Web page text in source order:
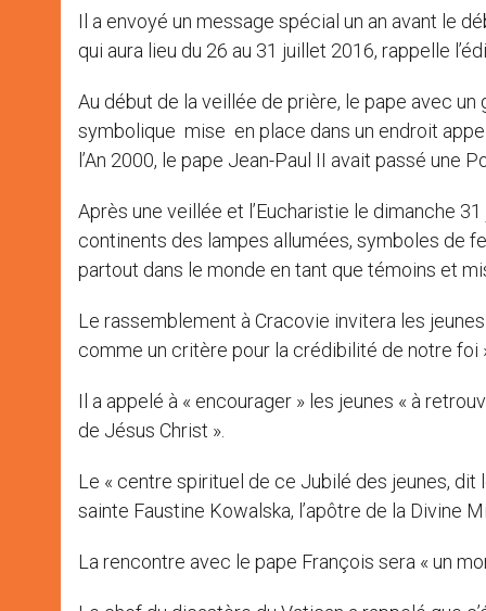
Il a envoyé un message spécial un an avant le
qui aura lieu du 26 au 31 juillet 2016, rappelle
Au début de la veillée de prière, le pape avec
symbolique mise en place dans un endroit
l’An 2000, le pape Jean-Paul II avait passé une
Après une veillée et l’Eucharistie le dimanche
continents des lampes allumées, symboles de
partout dans le monde en tant que témoins et
Le rassemblement à Cracovie invitera les
comme un critère pour la crédibilité de notre foi
Il a appelé à « encourager » les jeunes « à
de Jésus Christ ».
Le « centre spirituel de ce Jubilé des jeunes,
sainte Faustine Kowalska, l’apôtre de la Divine
La rencontre avec le pape François sera « un